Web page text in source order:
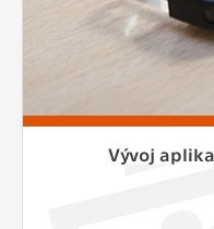
Vývoj